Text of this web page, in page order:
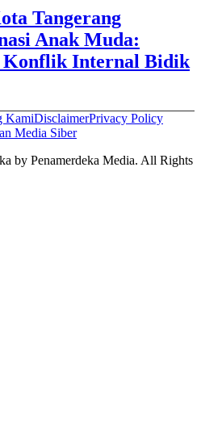
Tangerang
Anak Muda:
Konflik Internal Bidik
KamiDisclaimerPrivacy Policy
Media Siber
by Penamerdeka Media. All Rights